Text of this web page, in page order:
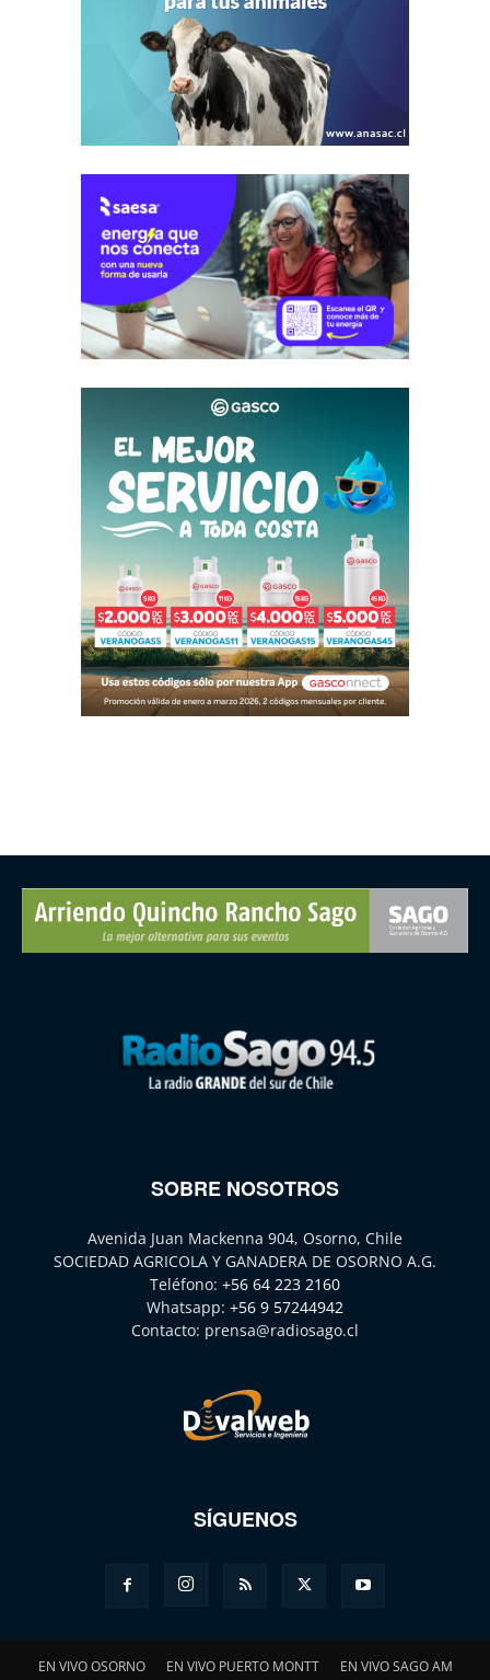
SOBRE NOSOTROS
Avenida Juan Mackenna 904, Osorno, Chile
SOCIEDAD AGRICOLA Y GANADERA DE OSORNO A.G.
Teléfono: +56 64 223 2160
Whatsapp: +56 9 57244942
Contacto: prensa@radiosago.cl
SÍGUENOS
EN VIVO OSORNO EN VIVO PUERTO MONTT EN VIVO SAGO AM